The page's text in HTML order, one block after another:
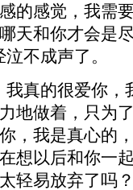
的感觉，我需
天和你才会是
不成声了。
真的很爱你，
地做着，只为
，我是真心的
想以后和你一
轻易放弃了吗